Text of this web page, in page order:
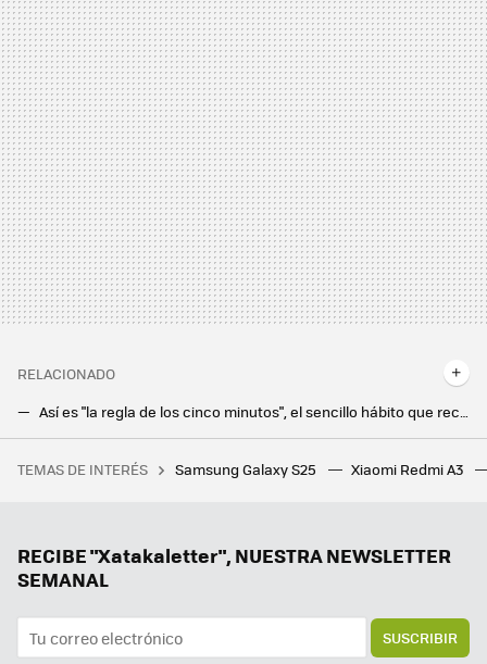
RELACIONADO
Así es "la regla de los cinco minutos", el sencillo hábito que recomiendan los expertos para evitar que hackeen tu móvil
Yo también cometía este error al usar el horno en casa, hasta que me enteré que podía causar daños en los muebles de la cocina
TEMAS DE INTERÉS Samsung Galaxy S25 Xiaomi Redmi A3
RECIBE "Xatakaletter", NUESTRA NEWSLETTER
SEMANAL
SUSCRIBIR